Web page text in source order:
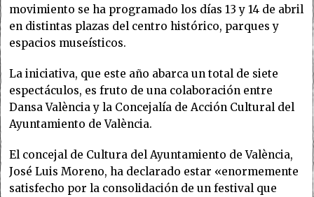
movimiento se ha programado los días 13 y 14 de abril
en distintas plazas del centro histórico, parques y
espacios museísticos.
La iniciativa, que este año abarca un total de siete
espectáculos, es fruto de una colaboración entre
Dansa València y la Concejalía de Acción Cultural del
Ayuntamiento de València.
El concejal de Cultura del Ayuntamiento de València,
José Luis Moreno, ha declarado estar «enormemente
satisfecho por la consolidación de un festival que